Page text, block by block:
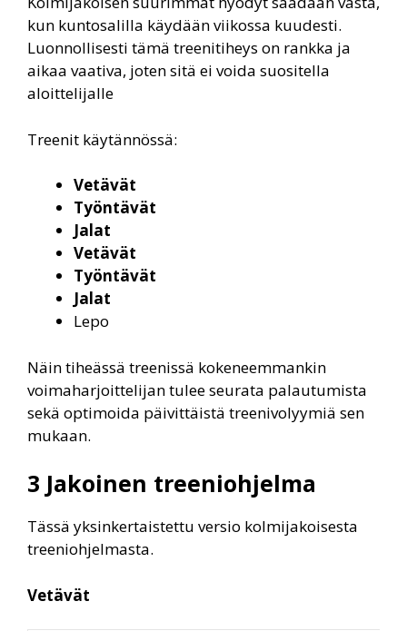
kun kuntosalilla käydään viikossa kuudesti.
Luonnollisesti tämä treenitiheys on rankka ja
aikaa vaativa, joten sitä ei voida suositella
aloittelijalle
Treenit käytännössä:
Vetävät
Työntävät
Jalat
Vetävät
Työntävät
Jalat
Lepo
Näin tiheässä treenissä kokeneemmankin
voimaharjoittelijan tulee seurata palautumista
sekä optimoida päivittäistä treenivolyymiä sen
mukaan.
3 Jakoinen treeniohjelma
Tässä yksinkertaistettu versio kolmijakoisesta
treeniohjelmasta.
Vetävät